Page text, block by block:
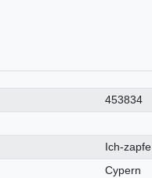
453834
Ich-zapfe
Cypern